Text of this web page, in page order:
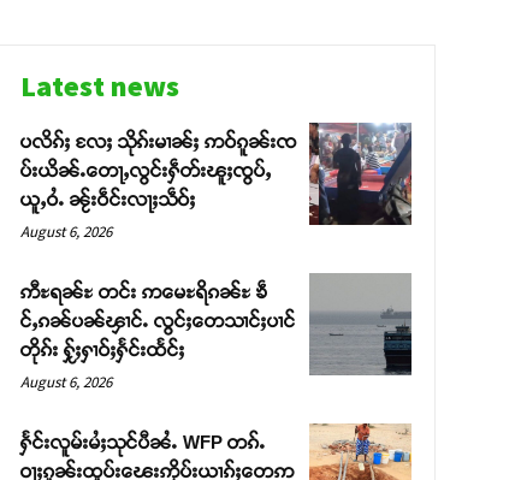
Latest news
ပလိၵ်ႈ လႄႈ သိုၵ်းမၢၼ်ႈ ဢဝ်ၵူၼ်းၸ
ပ်းယိၼ်ႉတေႃႇလွင်းႁဵတ်းၽူႈၸွပ်ႇ
ယူႇဝႆႉ ၼႂ်းဝဵင်းလႃႈသဵဝ်ႈ
August 6, 2026
ဢီႊရၼ်ႊ တင်း ဢမေႊရိၵၼ်ႊ ၶဵ
င်ႇၵၼ်ပၼ်ၾၢင်ႉ လွင်ႈတေသၢင်ႈပၢင်
တိုၵ်း ႁႂ်ႈႁၢဝ်ႈႁႅင်းထႅင်ႈ
August 6, 2026
ႁႅင်းလူမ်းမႆႈသုင်ပီၼႆႉ WFP တၵ်ႉ
ဝႃႈၵူၼ်းထူပ်းၽေးဢိုပ်းယၢၵ်ႈတေဢ